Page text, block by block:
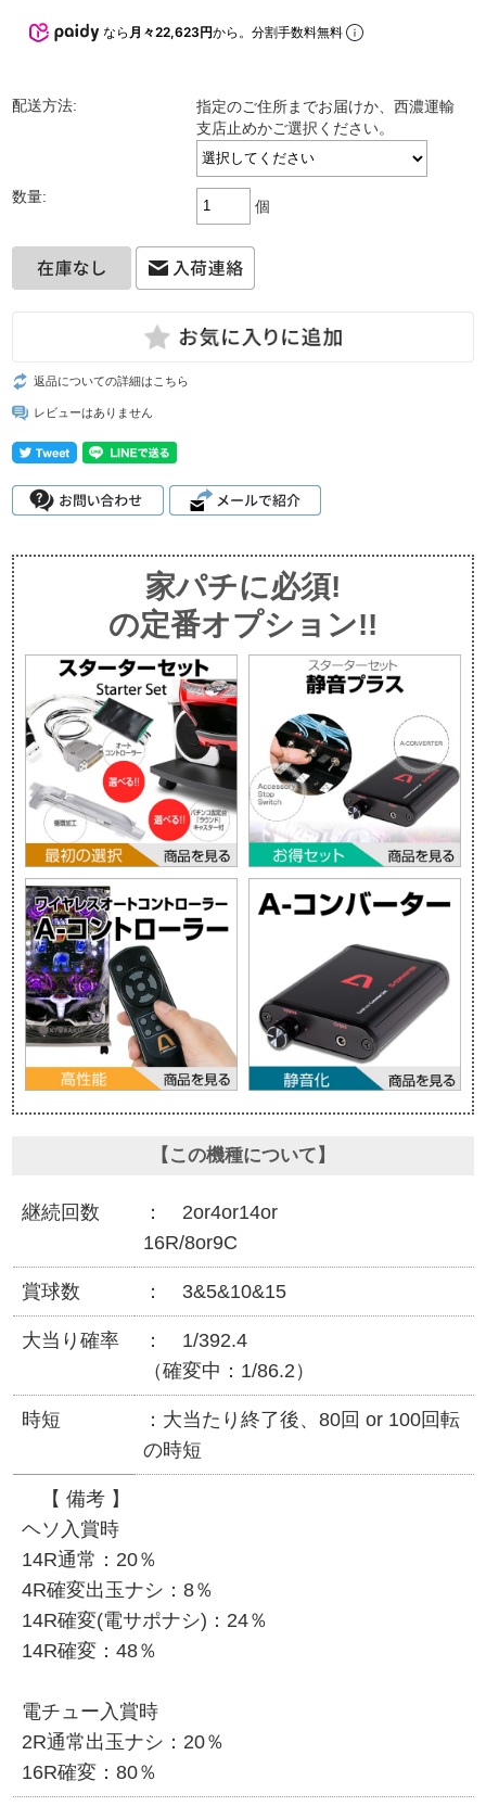
なら 月々22,623円から。分割手数料無料
配送方法:
指定のご住所までお届けか、西濃運輸
支店止めかご選択ください。
数量:
個
返品についての詳細はこちら
レビューはありません
家パチに必須!
の定番オプション!!
【この機種について】
継続回数
2or4or14or
16R/8or9C
賞球数 3&5&10&15
大当り確率
1/392.4
（確変中：1/86.2）
時短
大当たり終了後、80回 or 100回転
の時短
【 備考 】
ヘソ入賞時
14R通常：20％
4R確変出玉ナシ：8％
14R確変(電サポナシ)：24％
14R確変：48％
電チュー入賞時
2R通常出玉ナシ：20％
16R確変：80％